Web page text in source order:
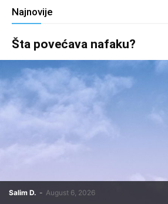
Najnovije
Šta povećava nafaku?
Salim D. - August 6, 2026